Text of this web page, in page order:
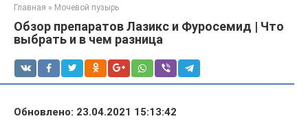
Главная » Мочевой пузырь
Обзор препаратов Лазикс и Фуросемид | Что
выбрать и в чем разница
Обновлено: 23.04.2021 15:13:42